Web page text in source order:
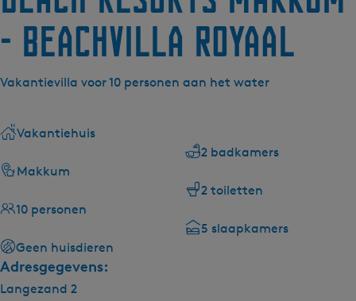
- Beachvilla Royaal
Vakantievilla voor 10 personen aan het water
Vakantiehuis
Makkum
10 personen
Geen huisdieren
2 badkamers
2 toiletten
5 slaapkamers
Adresgegevens:
Langezand 2